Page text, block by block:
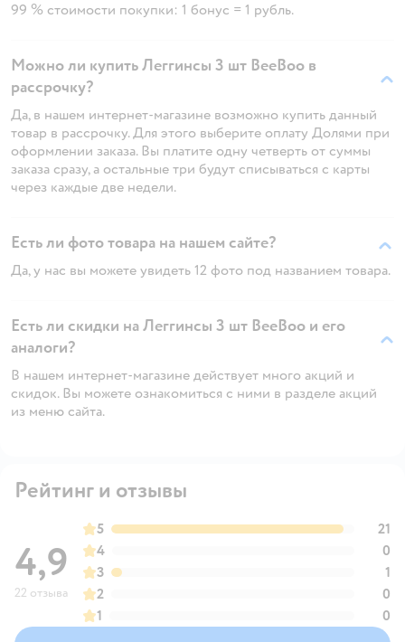
99 % стоимости покупки: 1 бонус = 1 рубль.
Можно ли купить Леггинсы 3 шт BeeBoo в
рассрочку?
Да, в нашем интернет-магазине возможно купить данный
товар в рассрочку. Для этого выберите оплату Долями при
оформлении заказа. Вы платите одну четверть от суммы
заказа сразу, а остальные три будут списываться с карты
через каждые две недели.
Есть ли фото товара на нашем сайте?
Да, у нас вы можете увидеть 12 фото под названием товара.
Есть ли скидки на Леггинсы 3 шт BeeBoo и его
аналоги?
В нашем интернет-магазине действует много акций и
скидок. Вы можете ознакомиться с ними в разделе акций
из меню сайта.
Рейтинг и отзывы
4,9
22 отзыва
5
21
4
0
3
1
2
0
1
0